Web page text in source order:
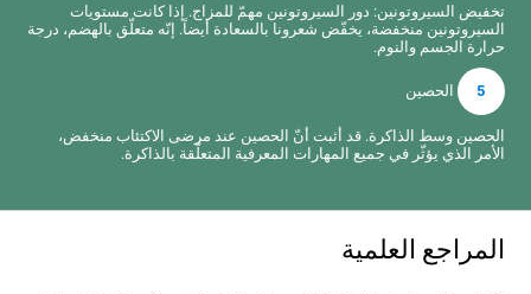
تخفيض السيروتونين: دور السيروتونين مهمّ للمزاج. إذا كانت مستويات
السيروتونين منخفضة، يخفّض شعرونا بالسعادة أيضاً. إنّه متعلّق بالهضم، درجة
حرارة الجسم والنوم.
5 الحصين
الحصين وسط الذاكرة. قد أثبت أنّ الحصين عند مرضى الاكتئاب منخفض،
الأمر الذي يؤثّر في جميع المهارات المعرفية المتعلّقة بالذاكرة.
المراجع العلمية